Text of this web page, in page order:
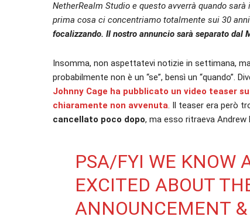
NetherRealm Studio e questo avverrà quando sarà
prima cosa ci concentriamo totalmente sui 30
focalizzando. Il nostro annuncio sarà separato dal
Insomma, non aspettatevi notizie in settimana,
probabilmente non è un “se”, bensì un “quando”.
Johnny Cage ha pubblicato un video teaser
chiaramente non avvenuta. Il teaser era però
cancellato poco dopo, ma esso ritraeva Andrew
PSA/FYI WE KNOW
EXCITED ABOUT
ANNOUNCEMENT